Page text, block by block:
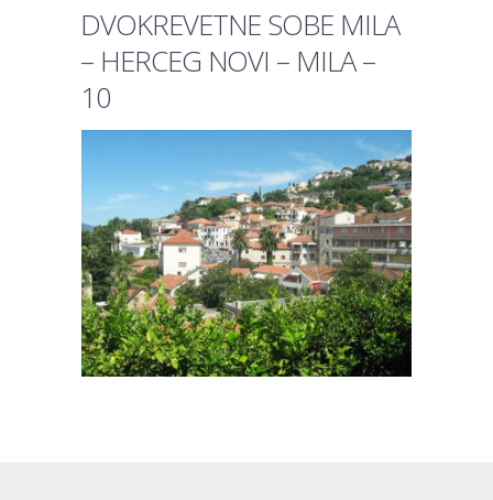
DVOKREVETNE SOBE MILA
– HERCEG NOVI – MILA –
10